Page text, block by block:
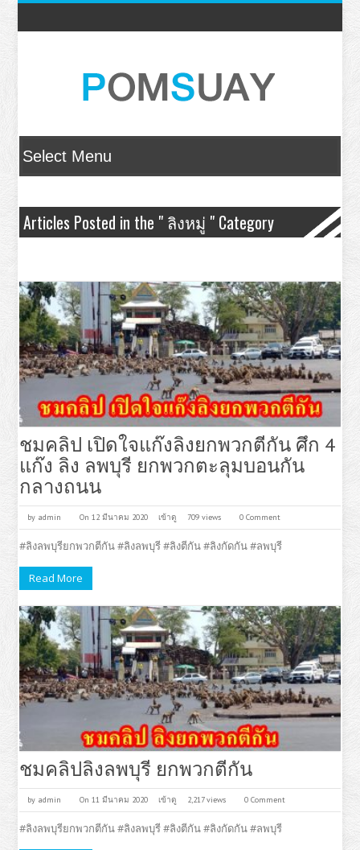
Articles Posted in the " ลิงหมู่ " Category
ชมคลิป เปิดใจแก๊งลิงยกพวกตีกัน ศึก 4
แก๊ง ลิง ลพบุรี ยกพวกตะลุมบอนกัน
กลางถนน
by admin On 12 มีนาคม 2020 เข้าดู 709 views 0 Comment
#ลิงลพบุรียกพวกตีกัน #ลิงลพบุรี #ลิงตีกัน #ลิงกัดกัน #ลพบุรี
Read More
ชมคลิปลิงลพบุรี ยกพวกตีกัน
by admin On 11 มีนาคม 2020 เข้าดู 2,217 views 0 Comment
#ลิงลพบุรียกพวกตีกัน #ลิงลพบุรี #ลิงตีกัน #ลิงกัดกัน #ลพบุรี